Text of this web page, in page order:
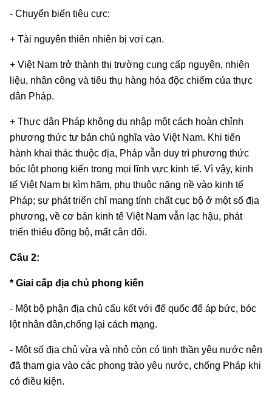
- Chuyển biến tiêu cực:
+ Tài nguyên thiên nhiên bị vơi cạn.
+ Việt Nam trở thành thị trường cung cấp nguyên, nhiên
liệu, nhân công và tiêu thụ hàng hóa độc chiếm của thực
dân Pháp.
+ Thực dân Pháp không du nhập một cách hoàn chỉnh
phương thức tư bản chủ nghĩa vào Việt Nam. Khi tiến
hành khai thác thuộc địa, Pháp vẫn duy trì phương thức
bóc lột phong kiến trong mọi lĩnh vực kinh tế. Vì vậy, kinh
tế Việt Nam bị kìm hãm, phụ thuộc nặng nề vào kinh tế
Pháp; sự phát triển chỉ mang tính chất cục bộ ở một số địa
phương, về cơ bản kinh tế Việt Nam vẫn lạc hậu, phát
triển thiếu đồng bộ, mất cân đối.
Câu 2:
* Giai cấp địa chủ phong kiến
- Một bộ phận địa chủ cấu kết với đế quốc để áp bức, bóc
lột nhân dân,chống lại cách mạng.
- Một số địa chủ vừa và nhỏ còn có tinh thần yêu nước nên
đã tham gia vào các phong trào yêu nước, chống Pháp khi
có điều kiện.